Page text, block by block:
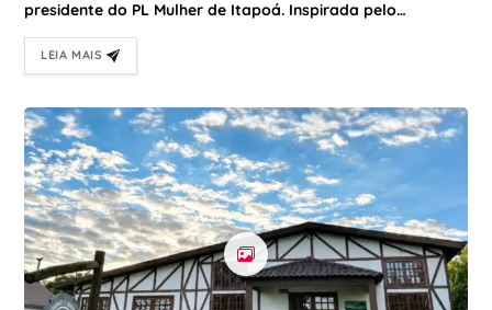
presidente do PL Mulher de Itapoá. Inspirada pelo…
LEIA MAIS